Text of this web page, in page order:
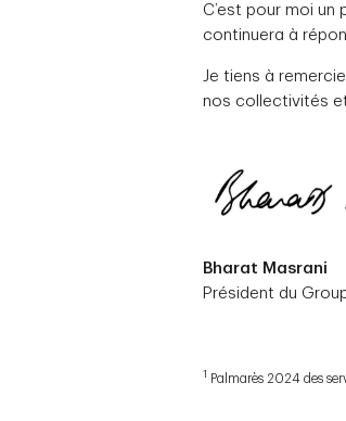
C’est pour moi
continuera à
Je tiens à
nos collectivités
Bharat Masrani
Président du
1 Palmarès 2024 des